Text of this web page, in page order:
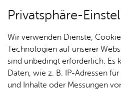
Kartenansicht
Privatsphäre-
Wir verwenden Dienste,
Technologien auf unserer
sind unbedingt erforderlich. Es
Daten, wie z. B. IP-Adressen
und Inhalte oder Messungen